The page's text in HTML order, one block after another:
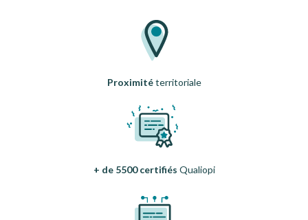
+ de 5500 certifiés Qualiopi
Proximitéterritoriale